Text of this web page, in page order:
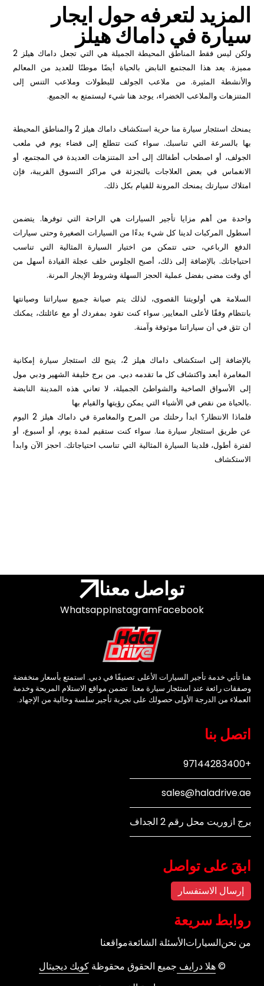
المزيد لتعرفه حول ايجار
سيارة في داماك هيلز
ولكن ليس فقط المناطق المحيطة الجميلة هي التي تجعل داماك هيلز 2
مميزة. يعد هذا المجتمع النابض بالحياة أيضًا موطنًا للعديد من المعالم
والأنشطة المثيرة. من ملاعب الجولف للبطولات وملاعب التنس إلى
المتنزهات والملاعب الخضراء، يوجد هنا شيء ليستمتع به الجميع.
يمنحك استئجار سيارة منا حرية استكشاف داماك هيلز 2 والمناطق المحيطة
بها بالسرعة التي تناسبك. سواء كنت تتطلع إلى قضاء يوم في ملعب
الجولف، أو اصطحاب أطفالك إلى أحد المتنزهات العديدة في المجتمع، أو
الانغماس في بعض العلاجات بالتجزئة في مراكز التسوق القريبة، فإن
امتلاك سيارتك يمنحك المرونة للقيام بكل ذلك.
واحدة من أهم مزايا تأجير السيارات هي الراحة التي توفرها. يتضمن
أسطول المركبات لدينا كل شيء بدءًا من السيارات الصغيرة وحتى سيارات
الدفع الرباعي، حتى تتمكن من اختيار السيارة المثالية التي تناسب
احتياجاتك. بالإضافة إلى ذلك، أصبح الجلوس خلف عجلة القيادة أسهل من
أي وقت مضى بفضل عملية الحجز السهلة وشروط الإيجار المرنة.
السلامة هي أولويتنا القصوى، لذلك يتم صيانة جميع سياراتنا وصيانتها
بانتظام وفقًا لأعلى المعايير. سواء كنت تقود بمفردك أو مع عائلتك، يمكنك
أن تثق في أن سياراتنا موثوقة وآمنة.
بالإضافة إلى استكشاف داماك هيلز 2، يتيح لك استئجار سيارة إمكانية
المغامرة أبعد واكتشاف كل ما تقدمه دبي. من برج خليفة الشهير ودبي مول
إلى الأسواق الصاخبة والشواطئ الجميلة، لا تعاني هذه المدينة النابضة
بالحياة من نقص في الأشياء التي يمكن رؤيتها والقيام بها.
فلماذا الانتظار؟ ابدأ رحلتك من المرح والمغامرة في داماك هيلز 2 اليوم
عن طريق استئجار سيارة منا. سواء كنت ستقيم لمدة يوم، أو أسبوع، أو
لفترة أطول، فلدينا السيارة المثالية التي تناسب احتياجاتك. احجز الآن وابدأ
الاستكشاف
تواصل معنا
Facebook
Instagram
Whatsapp
هنا تأتي خدمة تأجير السيارات الأعلى تصنيفًا في دبي. استمتع بأسعار منخفضة
وصفقات رائعة عند استئجار سيارة معنا. تضمن مواقع الاستلام المريحة وخدمة
العملاء من الدرجة الأولى حصولك على تجربة تأجير سلسة وخالية من الإجهاد.
اتصل بنا
+97144283400
sales@haladrive.ae
برج ازوريت محل رقم 2 الجداف
ابقَ على تواصل
إرسال الاستفسار
روابط سريعة
من نحنالسياراتالأسئلة الشائعةمواقعنا
©هلا درايف جميع الحقوق محقوظةكويك ديجيتال